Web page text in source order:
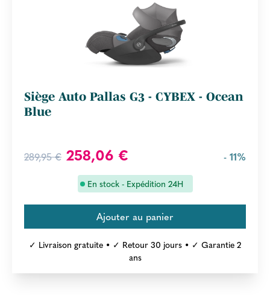
Siège Auto Pallas G3 - CYBEX - Ocean
Blue
289,95 € 258,06 € - 11%
En stock - Expédition 24H
✓ Livraison gratuite • ✓ Retour 30 jours • ✓ Garantie 2
ans